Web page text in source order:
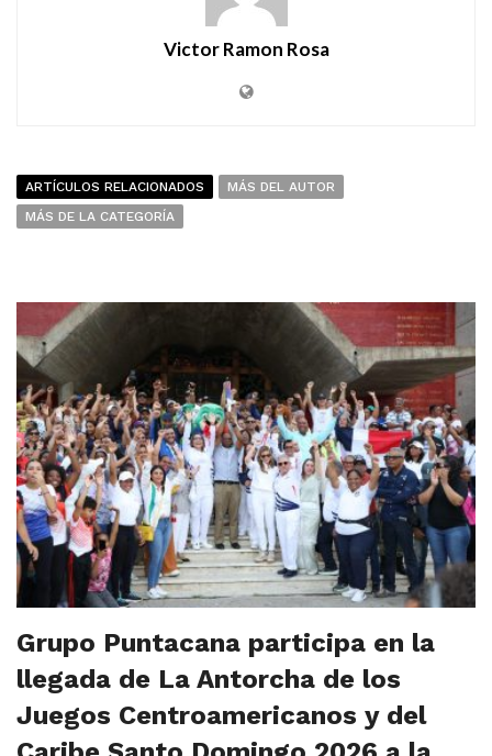
Victor Ramon Rosa
ARTÍCULOS RELACIONADOS
MÁS DEL AUTOR
MÁS DE LA CATEGORÍA
Grupo Puntacana participa en la
llegada de La Antorcha de los
Juegos Centroamericanos y del